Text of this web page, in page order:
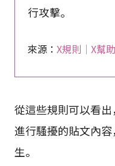
行攻擊。
來源： X規則｜X幫
從這些規則可以看
進行騷擾的貼文內
生。